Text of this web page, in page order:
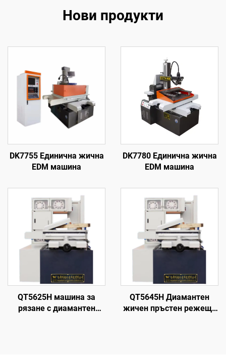
Нови продукти
DK7755 Единична жична
EDM машина
DK7780 Единична жична
EDM машина
QT5625H машина за
рязане с диамантен
QT5645H Диамантен
жичен пръстен режеща